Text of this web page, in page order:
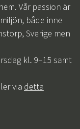
Vår passion är
både inne
Sverige men
kl. 9–15 samt
via detta